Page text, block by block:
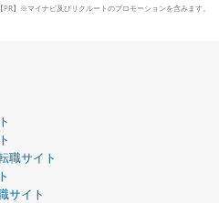
【PR】※マイナビ及びリクルートのプロモーションを含みます。
職サイト
サイト